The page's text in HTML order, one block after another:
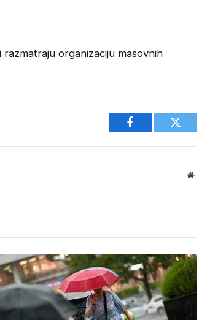
organizaciju masovnih
Facebook Twitter
Website